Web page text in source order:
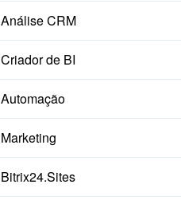
Análise CRM
Criador de BI
Automação
Marketing
Bitrix24.Sites